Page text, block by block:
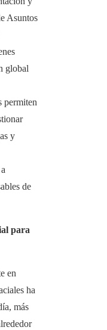
Asuntos
global
permiten
y
de
para
en
ha
más